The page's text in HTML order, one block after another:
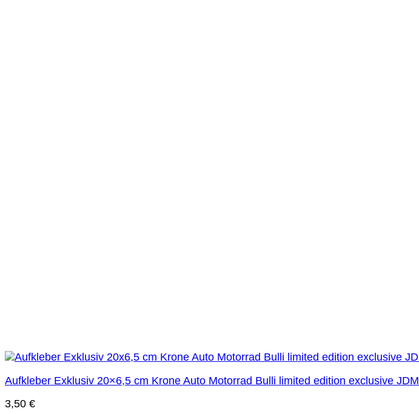
Aufkleber Exklusiv 20×6,5 cm Krone Auto Motorrad Bulli limited edition exclusive JDM
3,50 €